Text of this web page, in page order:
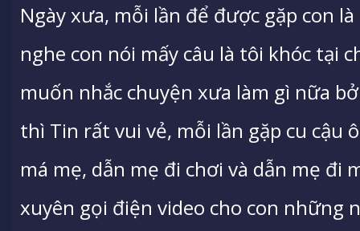
Ngày xưa, mỗi lần để được gặp con
nghe con nói mấy câu là tôi khóc tại
muốn nhắc chuyện xưa làm gì nữa
thì Tin rất vui vẻ, mỗi lần gặp cu cậu
má mẹ, dẫn mẹ đi chơi và dẫn mẹ đi
xuyên gọi điện video cho con những